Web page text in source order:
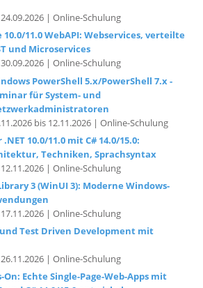
| Online-Schulung
10.0/11.0 WebAPI: Webservices, verteilte
und Microservices
| Online-Schulung
PowerShell 5.x/PowerShell 7.x -
für System- und
bis 12.11.2026 | Online-Schulung
10.0/11.0 mit C# 14.0/15.0:
Techniken, Sprachsyntax
| Online-Schulung
3 (WinUI 3): Moderne Windows-
| Online-Schulung
Test Driven Development mit
| Online-Schulung
On: Echte Single-Page-Web-Apps mit